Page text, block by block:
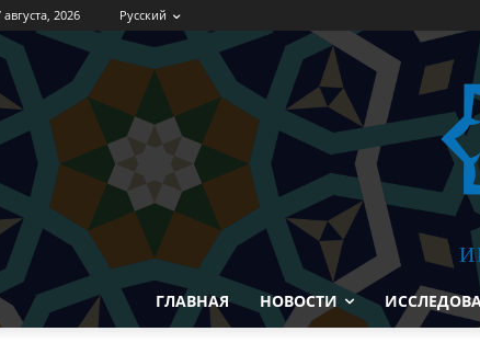
2026 Русский
ГЛАВНАЯ НОВОСТИ